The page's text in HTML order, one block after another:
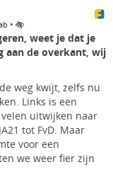
•
weet je dat je
aan de overkant, wij
weg kwijt, zelfs nu
Links is een
uitwijken naar
tot FvD. Maar
voor een
we weer fier zijn